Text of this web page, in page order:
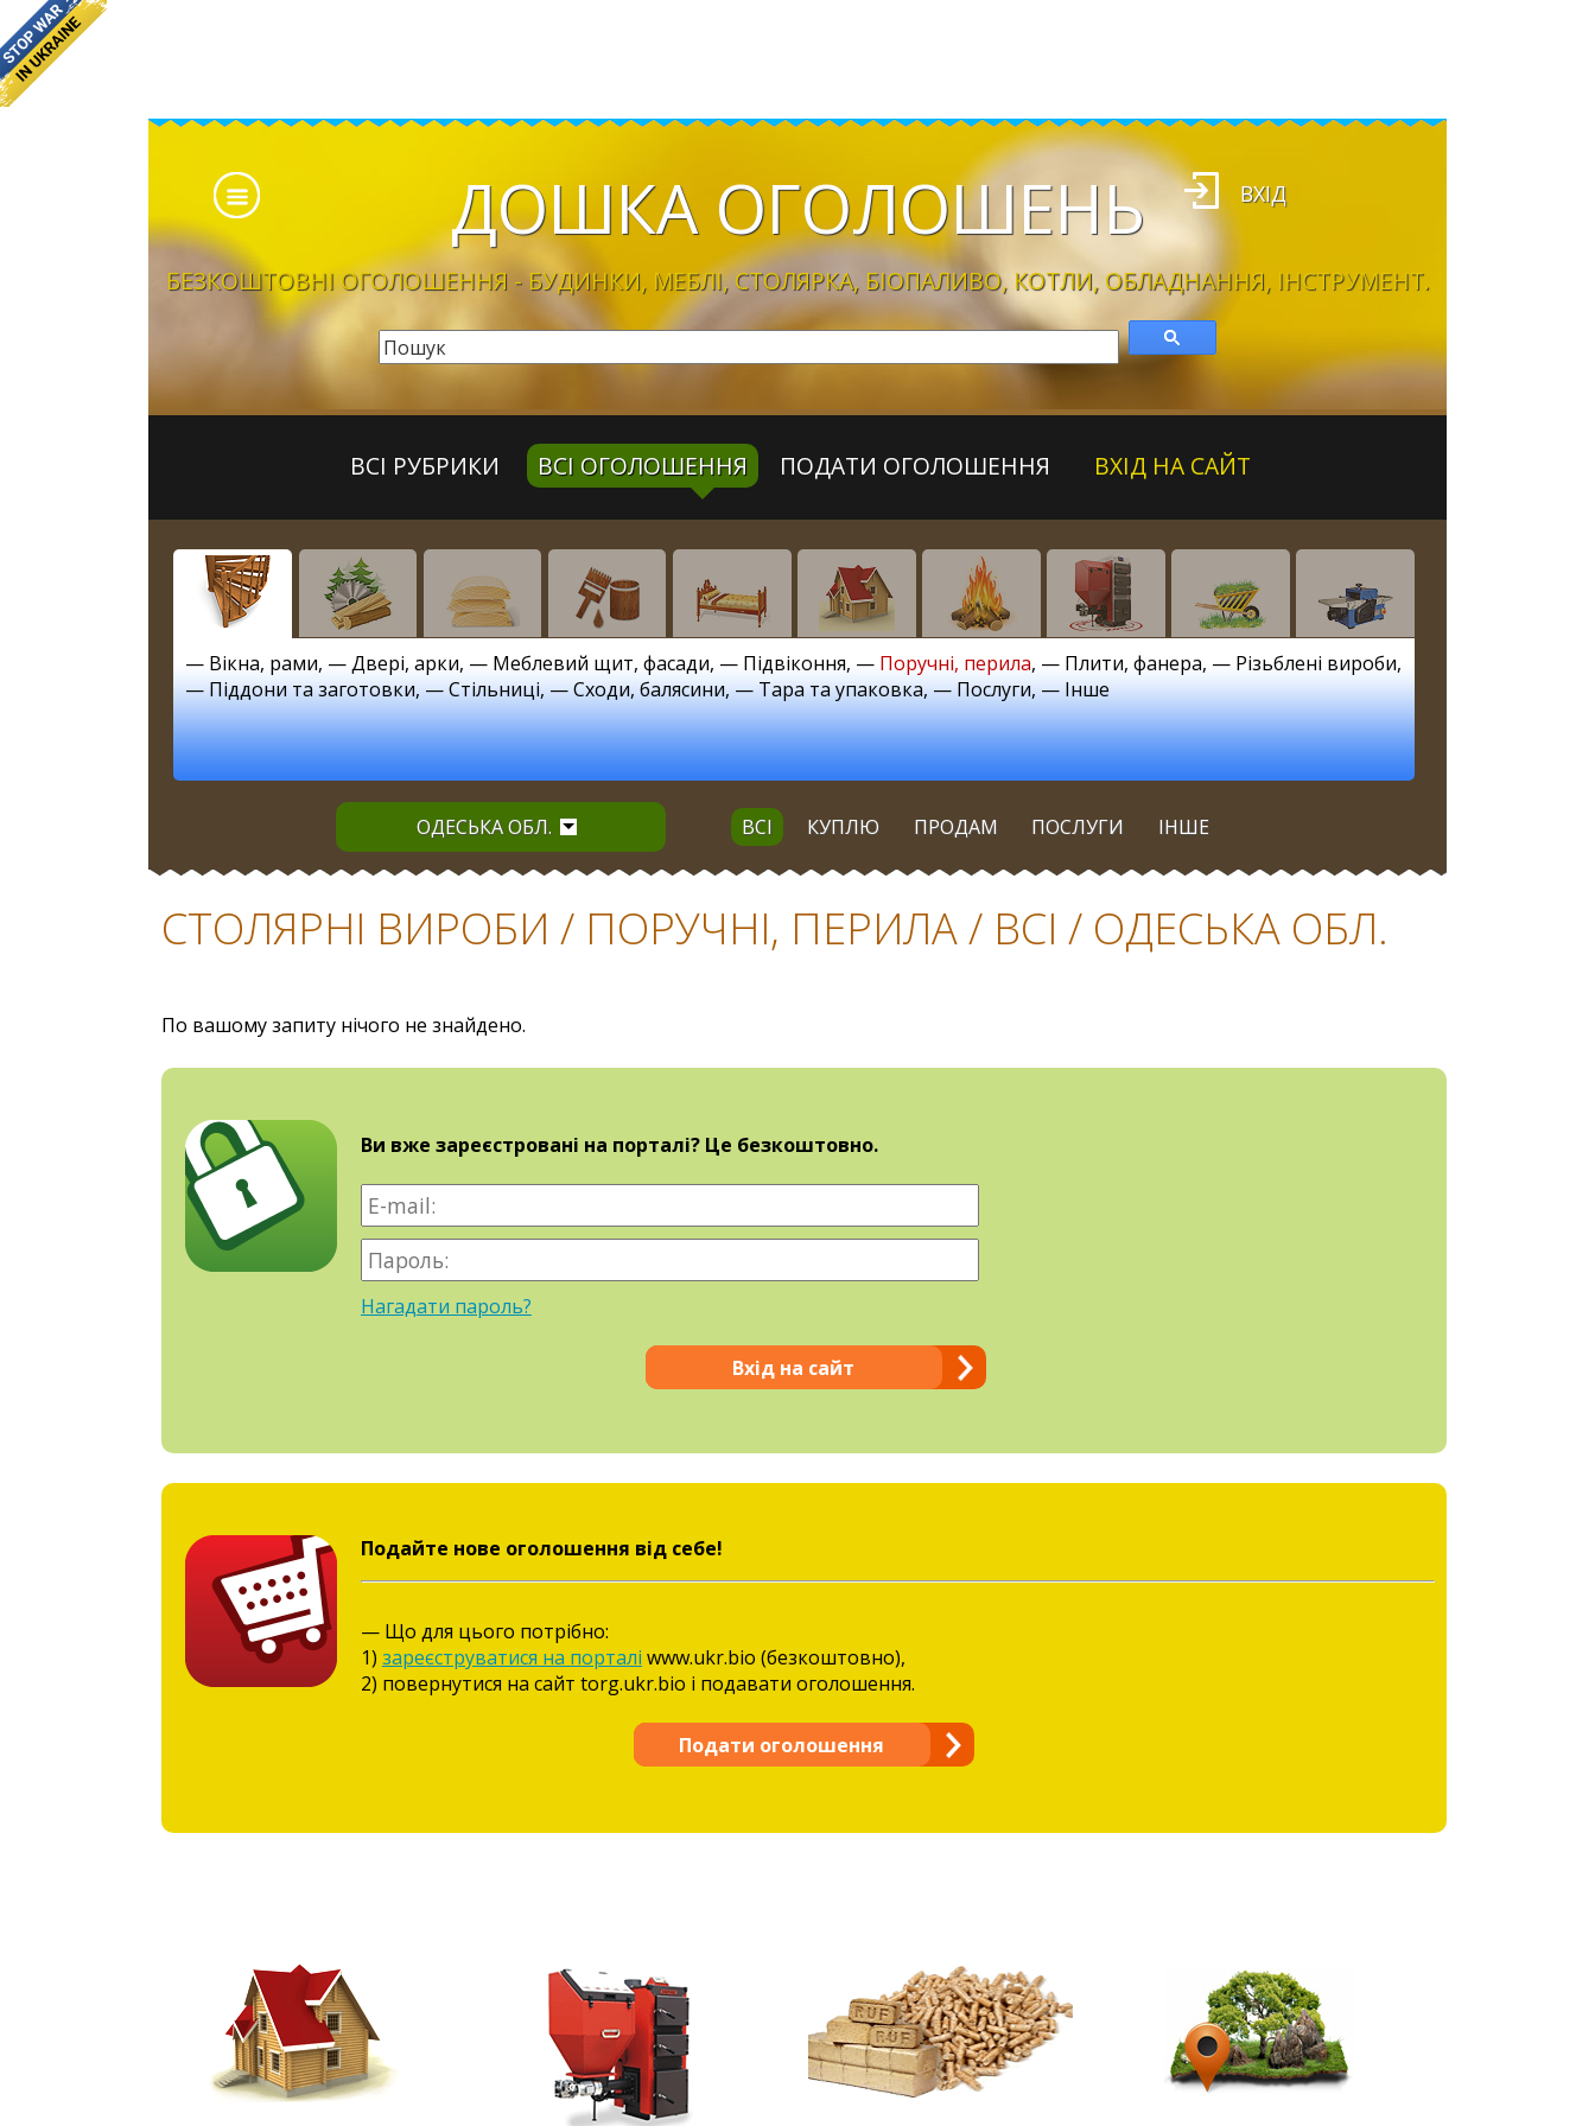
ДОШКА ОГОЛОШЕНЬ
БЕЗКОШТОВНІ ОГОЛОШЕННЯ - БУДИНКИ, МЕБЛІ, CТОЛЯРКА, БІОПАЛИВО, КОТЛИ, ОБЛАДНАННЯ, ІНСТРУМЕНТ.
ВХІД
ВСІ РУБРИКИ ВСІ ОГОЛОШЕННЯ ПОДАТИ ОГОЛОШЕННЯ ВХІД НА САЙТ
— Вікна, рами, —Двері, арки, — Меблевий щит, фасади, — Підвіконня, — Поручні, перила, — Плити, фанера, — Різьблені вироби,
—Піддони та заготовки, —Стільниці, —Сходи, балясини, —Тара та упаковка, —Послуги, —Інше
ОДЕСЬКА ОБЛ. ВСІ КУПЛЮ ПРОДАМ ПОСЛУГИ ІНШЕ
СТОЛЯРНІ ВИРОБИ / ПОРУЧНІ, ПЕРИЛА / ВСІ / ОДЕСЬКА ОБЛ.
По вашому запиту нічого не знайдено.
Ви вже зареєстровані на порталі? Це безкоштовно.
Нагадати пароль?
Вхід на сайт
Подайте нове оголошення від себе!
— Що для цього потрібно:
1) зареєструватися на порталі www.ukr.bio (безкоштовно),
2) повернутися на сайт torg.ukr.bio і подавати оголошення.
Подати оголошення